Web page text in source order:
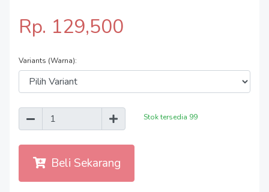
Rp. 129,500
Variants (Warna):
Stok tersedia 99
Beli Sekarang